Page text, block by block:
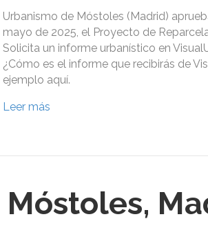
Urbanismo de Móstoles (Madrid)
mayo de 2025, el Proyecto de
Solicita un informe urbanístico en
¿Cómo es el informe que recibirás de
ejemplo aquí.
Leer más